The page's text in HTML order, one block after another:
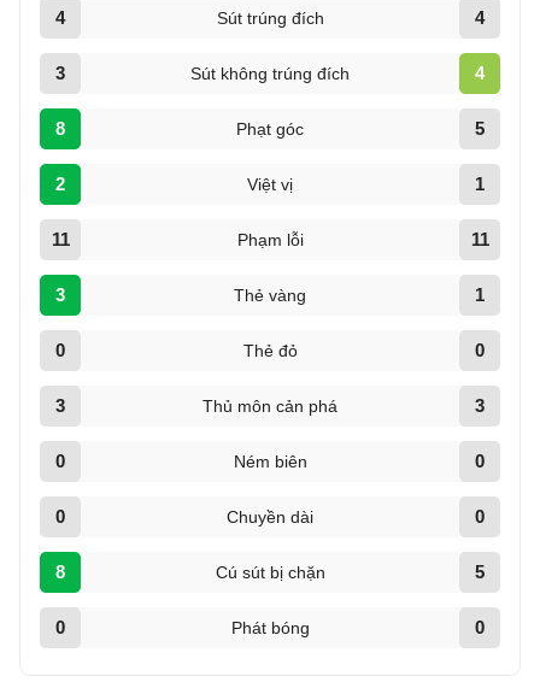
4 Sút trúng đích 4
3 Sút không trúng đích 4
8 Phạt góc 5
2 Việt vị 1
11 Phạm lỗi 11
3 Thẻ vàng 1
0 Thẻ đỏ 0
3 Thủ môn cản phá 3
0 Ném biên 0
0 Chuyền dài 0
8 Cú sút bị chặn 5
0 Phát bóng 0